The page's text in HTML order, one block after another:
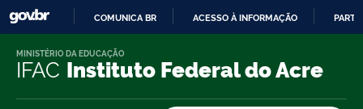
O
COMUNICA BR ACESSO À INFORMAÇÃO
IFAC Instituto Federal do Acre
MINISTÉRIO DA EDUCAÇÃO